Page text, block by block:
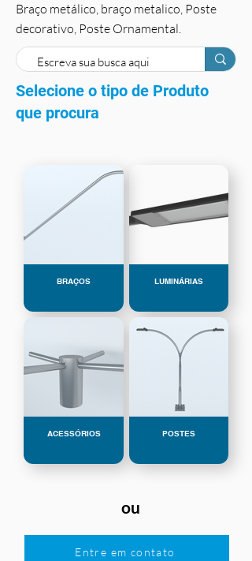
Braço metálico, braço metalico, Poste
decorativo, Poste Ornamental.
Selecione o tipo de Produto
que procura
BRAÇOS LUMINÁRIAS
ACESSÓRIOS POSTES
ou
Entre em contato